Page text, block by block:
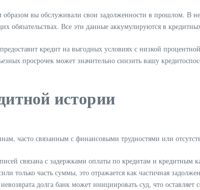
вы обслуживали свои задолженности в прошлом. В
обязательствах. Все эти данные аккумулируются в
кредит на выгодных условиях с низкой
просрочек может значительно снизить вашу
истории
часто связанным с финансовыми трудностями или
связана с задержками оплаты по кредитам и кредитным
только часть суммы, это отражается как частичная
долга банк может инициировать суд, что оставляет